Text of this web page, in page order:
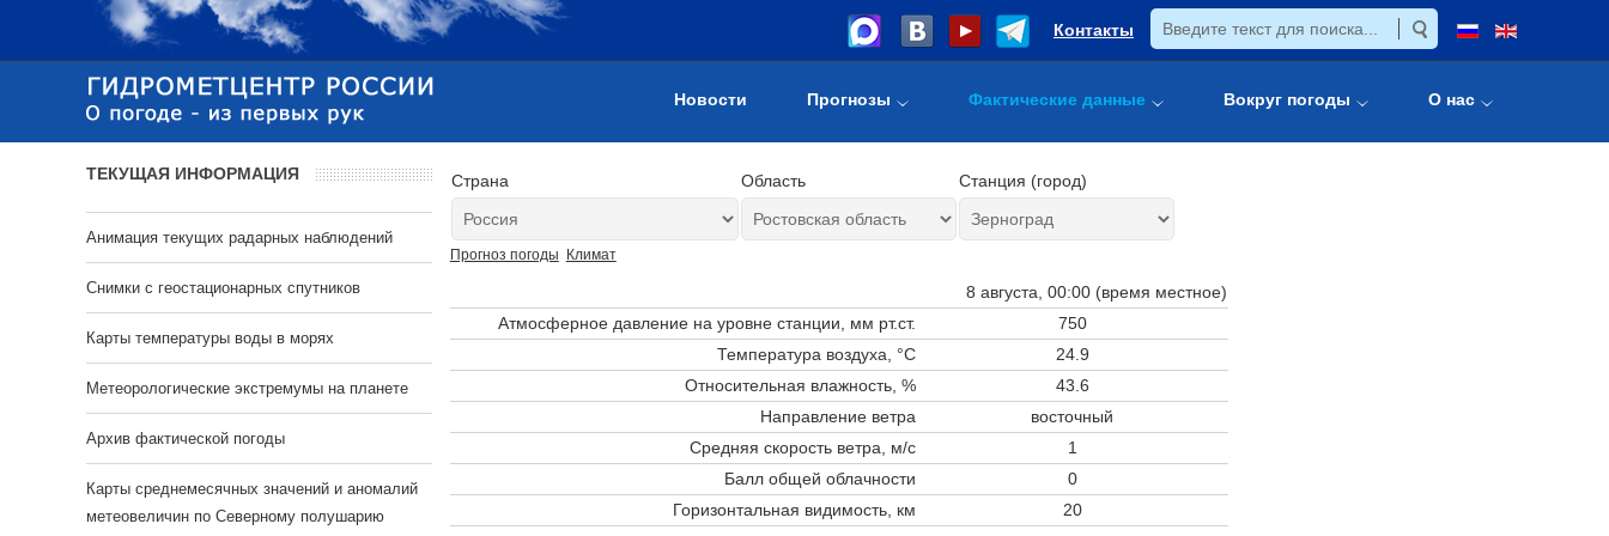
Контакты
Новости Прогнозы Фактические данные Вокруг погоды О нас
Страна Область Станция (город)
Прогноз погоды Климат
8 августа, 00:00 (время местное)
Атмосферное давление на уровне станции, мм рт.ст.
750
Температура воздуха, °C
24.9
Относительная влажность, %
43.6
Направление ветра
восточный
Средняя скорость ветра, м/с
1
Балл общей облачности
0
Горизонтальная видимость, км
20
ТЕКУЩАЯ ИНФОРМАЦИЯ
Анимация текущих радарных наблюдений
Cнимки с геостационарных спутников
Карты температуры воды в морях
Метеорологические экстремумы на планете
Архив фактической погоды
Карты среднемесячных значений и аномалий
метеовеличин по Северному полушарию